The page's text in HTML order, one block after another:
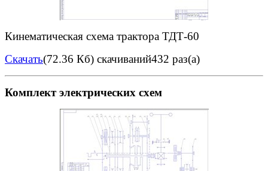
Кинематическая схема трактора ТДТ-60
Скачать(72.36 Кб) скачиваний432 раз(а)
Комплект электрических схем